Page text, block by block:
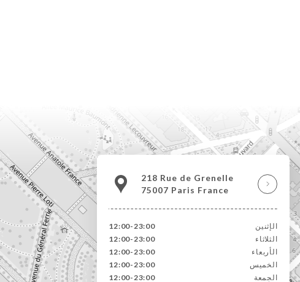
218 Rue de Grenelle
75007 Paris France
الإثنين
12:00-23:00
الثلاثاء
12:00-23:00
الأربعاء
12:00-23:00
الخميس
12:00-23:00
الجمعة
12:00-23:00